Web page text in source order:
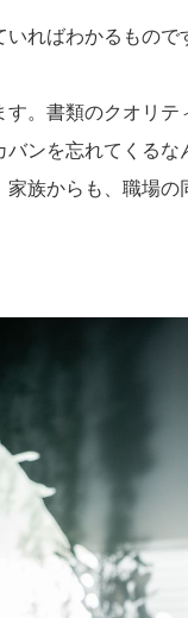
ればわかるもので
す。書類のクオリ
バンを忘れてくる
家族からも、職場